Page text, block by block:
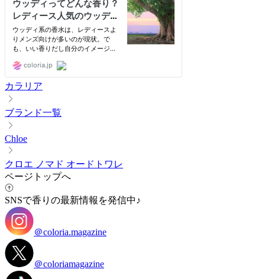
カラリア
ブランド一覧
Chloe
クロエ ノマド オードトワレ
ページトップへ
SNSで香りの最新情報を発信中♪
＠coloria.magazine
＠coloriamagazine